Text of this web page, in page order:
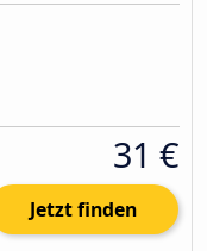
31 €
Jetzt finden